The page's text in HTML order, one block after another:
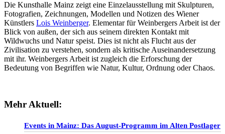
Die Kunsthalle Mainz zeigt eine Einzelausstellung mit Skulpturen,
Fotografien, Zeichnungen, Modellen und Notizen des Wiener
Künstlers Lois Weinberger. Elementar für Weinbergers Arbeit ist der
Blick von außen, der sich aus seinem direkten Kontakt mit
Wildwuchs und Natur speist. Dies ist nicht als Flucht aus der
Zivilisation zu verstehen, sondern als kritische Auseinandersetzung
mit ihr. Weinbergers Arbeit ist zugleich die Erforschung der
Bedeutung von Begriffen wie Natur, Kultur, Ordnung oder Chaos.
Mehr Aktuell:
Events in Mainz: Das August-Programm im Alten Postlager